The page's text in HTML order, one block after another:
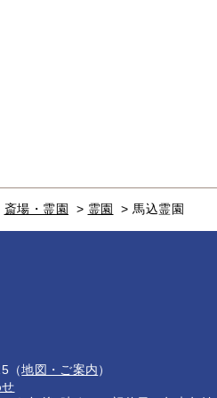
斎場・霊園 > 霊園 > 馬込霊園
（地図・ご案内）